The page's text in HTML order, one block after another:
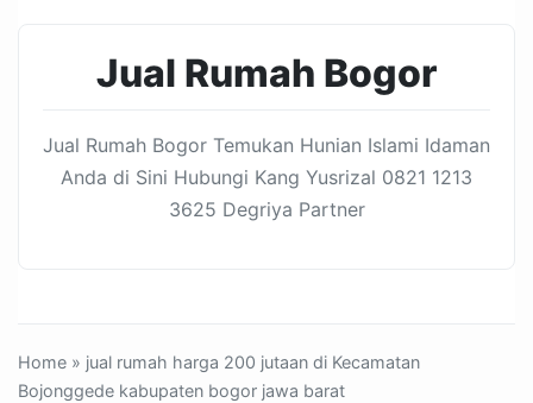
Jual Rumah Bogor
Jual Rumah Bogor Temukan Hunian Islami Idaman
Anda di Sini Hubungi Kang Yusrizal 0821 1213
3625 Degriya Partner
Home » jual rumah harga 200 jutaan di Kecamatan
Bojonggede kabupaten bogor jawa barat